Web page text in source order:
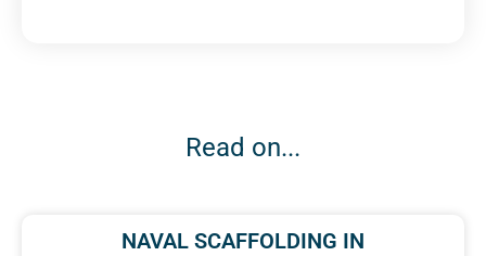
Read on...
NAVAL SCAFFOLDING IN